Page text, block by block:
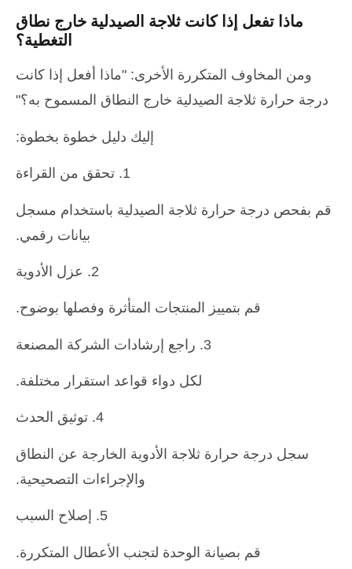
ماذا تفعل إذا كانت ثلاجة الصيدلية خارج نطاق
التغطية؟
ومن المخاوف المتكررة الأخرى: "ماذا أفعل إذا كانت
درجة حرارة ثلاجة الصيدلية خارج النطاق المسموح به؟"
إليك دليل خطوة بخطوة:
1. تحقق من القراءة
قم بفحص درجة حرارة ثلاجة الصيدلية باستخدام مسجل
بيانات رقمي.
2. عزل الأدوية
قم بتمييز المنتجات المتأثرة وفصلها بوضوح.
3. راجع إرشادات الشركة المصنعة
لكل دواء قواعد استقرار مختلفة.
4. توثيق الحدث
سجل درجة حرارة ثلاجة الأدوية الخارجة عن النطاق
والإجراءات التصحيحية.
5. إصلاح السبب
قم بصيانة الوحدة لتجنب الأعطال المتكررة.